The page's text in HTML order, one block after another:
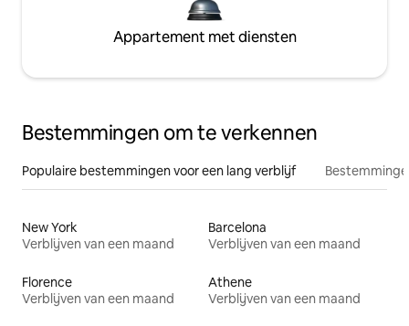
Appartement met diensten
Bestemmingen om te verkennen
Populaire bestemmingen voor een lang verblijf
New York
Verblijven van een maand
Barcelona
Verblijven van een maand
Florence
Verblijven van een maand
Athene
Verblijven van een maand